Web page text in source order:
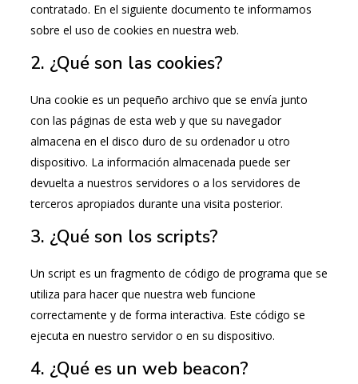
contratado. En el siguiente documento te informamos
sobre el uso de cookies en nuestra web.
2. ¿Qué son las cookies?
Una cookie es un pequeño archivo que se envía junto
con las páginas de esta web y que su navegador
almacena en el disco duro de su ordenador u otro
dispositivo. La información almacenada puede ser
devuelta a nuestros servidores o a los servidores de
terceros apropiados durante una visita posterior.
3. ¿Qué son los scripts?
Un script es un fragmento de código de programa que se
utiliza para hacer que nuestra web funcione
correctamente y de forma interactiva. Este código se
ejecuta en nuestro servidor o en su dispositivo.
4. ¿Qué es un web beacon?